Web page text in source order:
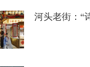
河头老街：“